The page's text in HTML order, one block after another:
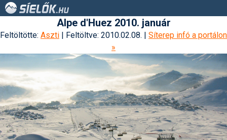
Alpe d'Huez 2010. január
Feltöltötte: Aszti | Feltöltve: 2010.02.08. | Síterep infó a portálon
»